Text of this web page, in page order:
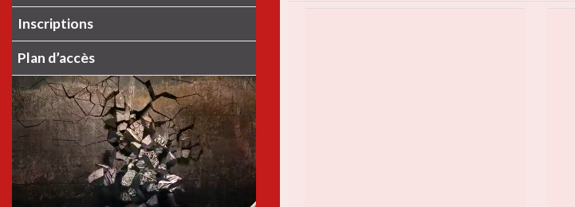
Inscriptions
Plan d’accès